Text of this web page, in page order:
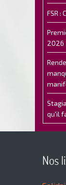
FSR :
2026
qu'il
Nos